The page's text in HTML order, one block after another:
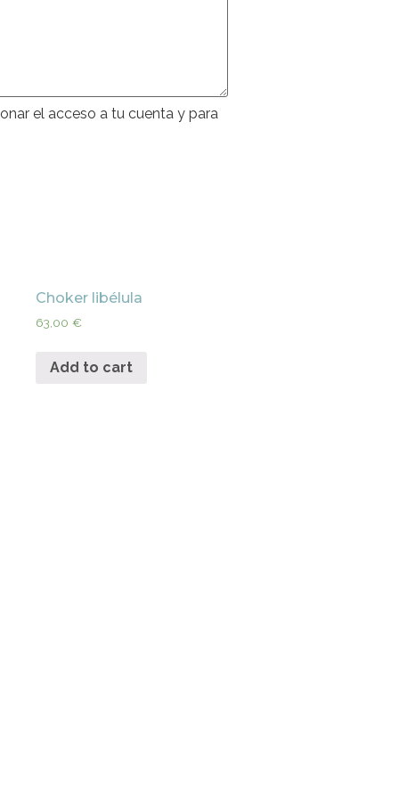
el acceso a tu cuenta y para
Choker libélula
63,00€
Add to cart